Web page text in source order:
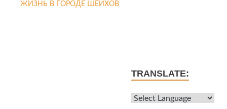
ЖИЗНЬ В ГОРОДЕ ШЕЙХОВ
TRANSLATE: